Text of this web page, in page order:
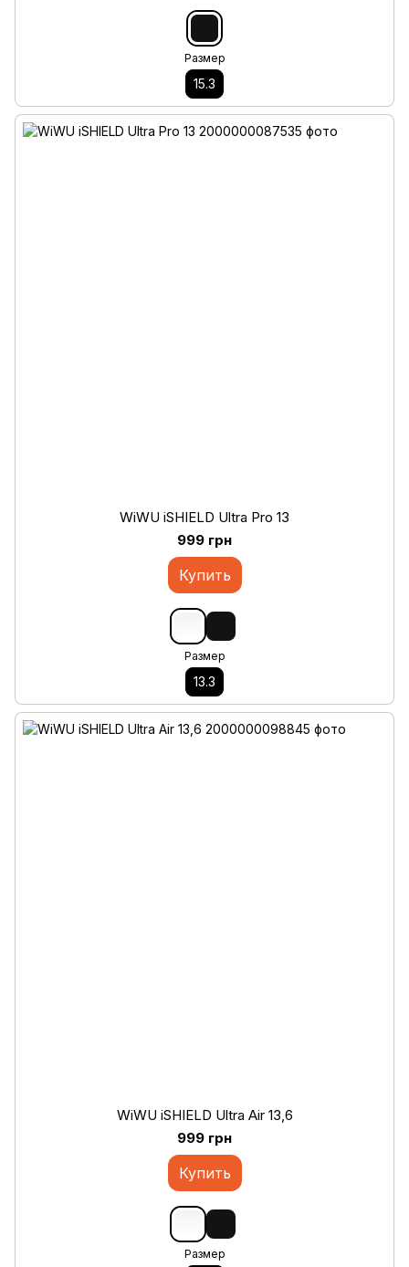
Размер
15.3
WiWU iSHIELD Ultra Pro 13
999 грн
Купить
Размер
13.3
WiWU iSHIELD Ultra Air 13,6
999 грн
Купить
Размер